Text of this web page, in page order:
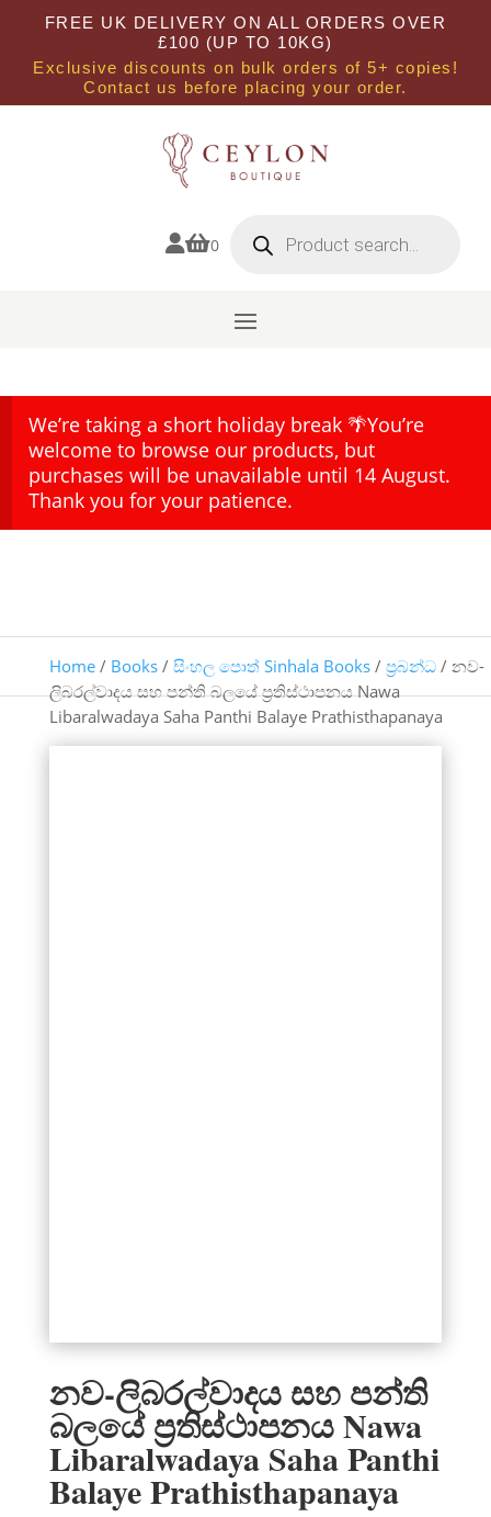
FREE UK DELIVERY ON ALL ORDERS OVER
£100 (UP TO 10KG)
Exclusive discounts on bulk orders of 5+ copies!
Contact us before placing your order.
0 search
We’re taking a short holiday break 🌴You’re
welcome to browse our products, but
purchases will be unavailable until 14 August.
Thank you for your patience.
Home/ Books/ සිංහල පොත් Sinhala Books/ ප්‍රබන්ධ/ නව-
ලිබරල්වාදය සහ පන්ති බලයේ ප්‍රතිස්ථාපනය Nawa
Libaralwadaya Saha Panthi Balaye Prathisthapanaya
නව-ලිබරල්වාදය සහ පන්ති
බලයේ ප්‍රතිස්ථාපනය Nawa
Libaralwadaya Saha Panthi
Balaye Prathisthapanaya